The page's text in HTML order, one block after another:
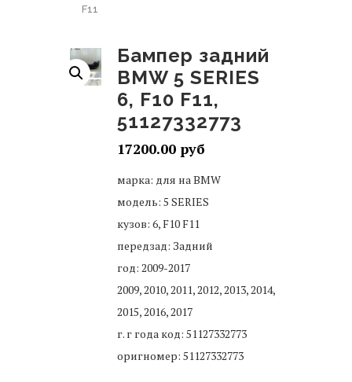
F11
бампер задний
BMW 5 SERIES
6, F10 F11,
51127332773
17200.00
марка: для на BMW
модель: 5 SERIES
кузов: 6, F10 F11
передзад: Задний
год: 2009-2017
2009, 2010, 2011, 2012, 2013, 2014,
2015, 2016, 2017
г. г года код: 51127332773
оригномер: 51127332773